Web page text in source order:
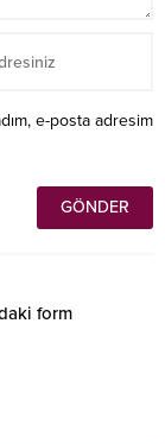
e-posta adresim
form